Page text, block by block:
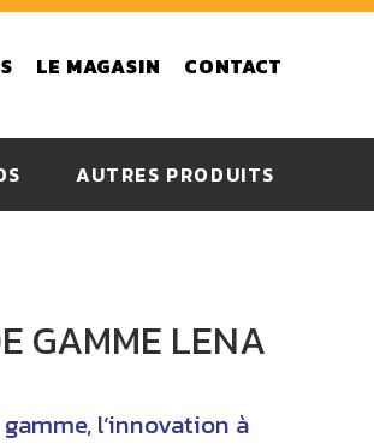
LE MAGASIN CONTACT
Bois
Acier
AUTRES PRODUITS
GAMME LENA
l’innovation à